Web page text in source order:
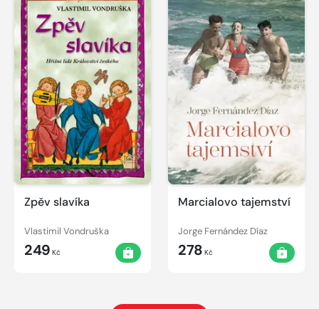
Zpěv slavíka
Vlastimil Vondruška
249 Kč
Marcialovo tajemství
Jorge Fernández Díaz
278 Kč